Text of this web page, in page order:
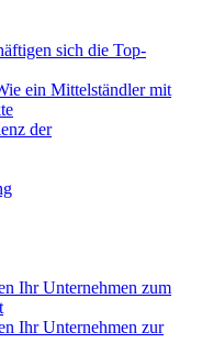
sich die Top-
ein Mittelständler mit
der
Ihr Unternehmen zum
Ihr Unternehmen zur